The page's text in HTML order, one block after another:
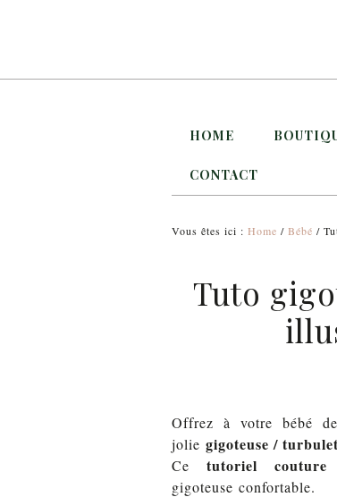
HOME
CONTACT
Vous êtes ici : Home / Bébé /
Tuto
Offrez à votre bébé
jolie gigoteuse /
Cetutoriel couture
gigoteuse confortable.